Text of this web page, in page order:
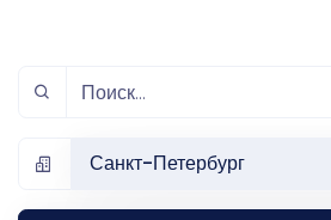
Санкт-Петербург